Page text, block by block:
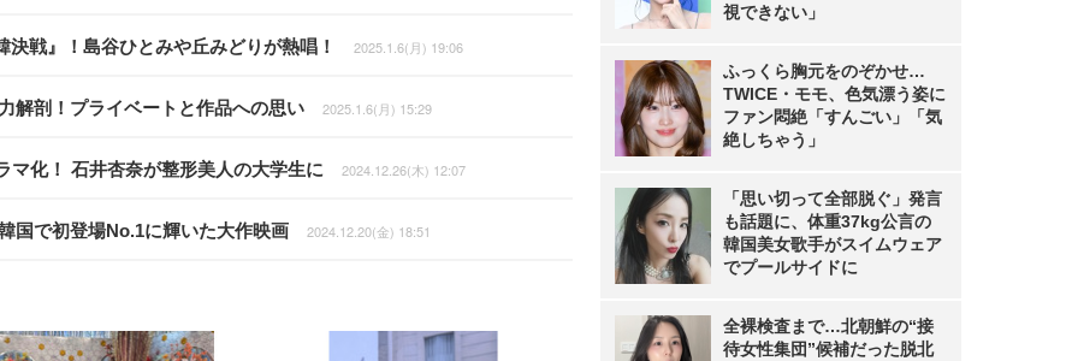
戦』！島谷ひとみや丘みどりが熱唱！ 2025.1.6(月) 19:06
解剖！プライベートと作品への思い 2025.1.6(月) 15:29
化！ 石井杏奈が整形美人の大学生に 2024.12.26(木) 12:07
国で初登場No.1に輝いた大作映画 2024.12.20(金) 18:51
視できない」
ふっくら胸元をのぞかせ…
TWICE・モモ、色気漂う姿に
ファン悶絶「すんごい」「気
絶しちゃう」
「思い切って全部脱ぐ」発言
も話題に、体重37kg公言の
韓国美女歌手がスイムウェア
でプールサイドに
全裸検査まで…北朝鮮の“接
待女性集団”候補だった脱北